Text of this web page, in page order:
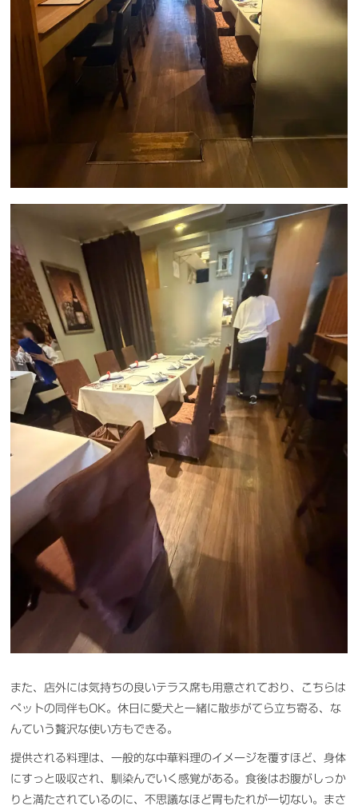
また、店外には気持ちの良いテラス席も用意されており、こちらは
ペットの同伴もOK。休日に愛犬と一緒に散歩がてら立ち寄る、な
んていう贅沢な使い方もできる。
提供される料理は、一般的な中華料理のイメージを覆すほど、身体
にすっと吸収され、馴染んでいく感覚がある。食後はお腹がしっか
りと満たされているのに、不思議なほど胃もたれが一切ない。まさ